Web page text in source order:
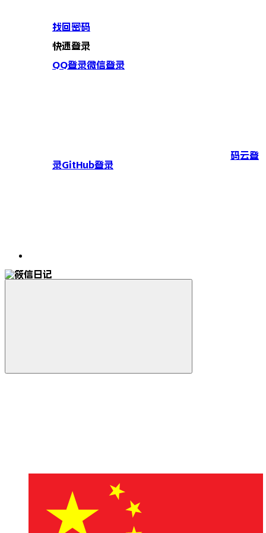
找回密码
快速登录
QQ登录微信登录
码云登
录GitHub登录